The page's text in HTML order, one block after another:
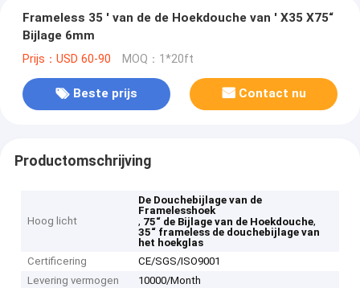
Frameless 35 ' van de de Hoekdouche van ' X35 X75“
Bijlage 6mm
Prijs：USD 60-90 MOQ：1*20ft
Beste prijs Contact nu
Productomschrijving
Hoog licht
De Douchebijlage van de
Framelesshoek
, 75“ de Bijlage van de Hoekdouche,
35“ frameless de douchebijlage van
het hoekglas
Certificering
CE/SGS/ISO9001
Levering vermogen
10000/Month